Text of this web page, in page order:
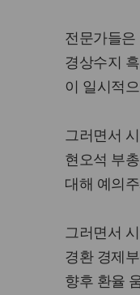
전문가들
경상수지
이 일시적
그러면서
현오석 부
대해 예의
그러면서
경환 경제
향후 환율